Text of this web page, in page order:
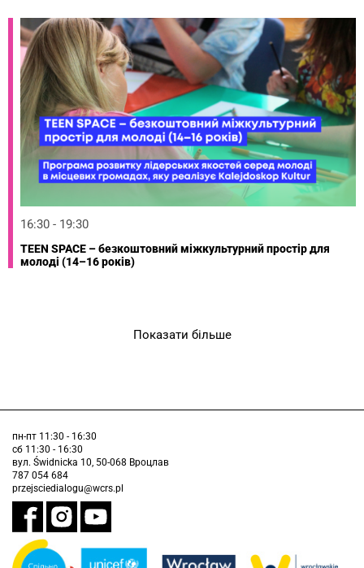
16:30 - 19:30
TEEN SPACE – безкоштовний міжкультурний простір для
молоді (14–16 років)
Показати більше
пн-пт 11:30 - 16:30
сб 11:30 - 16:30
вул. Świdnicka 10, 50-068 Вроцлав
787 054 684
przejsciedialogu@wcrs.pl